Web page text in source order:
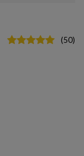
(50)